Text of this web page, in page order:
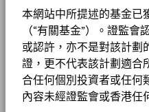
本網站中所提述的基金已
（“有關基金”）。證監
或認許，亦不是對該計劃
證，更不代表該計劃適合
合任何個別投資者或任何
內容未經證監會或香港任
年度回報
2016201720182019
-30
End of interactive chart.
在此期間內的業績表現
股份成立日期
貨幣(本地)
資產類別
SFDR分類
ERSTE GROUP BANK AG
ABN AMRO BANK NV
AIRBUS SE
原材料
醫療保健
非必需消費品
A2 對沖股份
CHF 31.78
A2 對沖股份
HKD 221.88
A4
GBP 45.28
A4
EUR 49.10
這些指標並不反映基金如何或
中另有註明並包含在基金的投
金的投資目標或限制基金的可
ESG或Impact為主的投資策略
了解更多關於基金的投資策略。
欲查看MSCI對可持續發展特徵
投資領域，也不代表基金將採
除篩選。有關基金投資策略的
要查看業務參與指標背後的
MSCI－爭議性武器
截至 2026年6月30日
基金章程
貝萊德全球基金 –
作為一家全球投資管理公
實現財務幸福。自1999年
戶提供理想的解決方案以